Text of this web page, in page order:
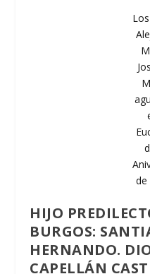
de
HIJO
BURGOS:
HERNANDO.
CAPELLÁN